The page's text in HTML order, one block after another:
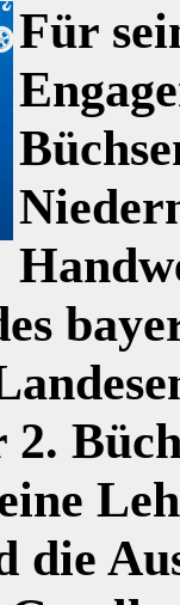
Für
die